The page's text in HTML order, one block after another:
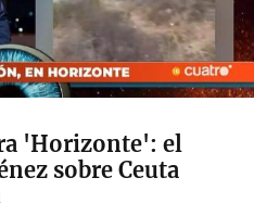
'Horizonte': el
sobre Ceuta